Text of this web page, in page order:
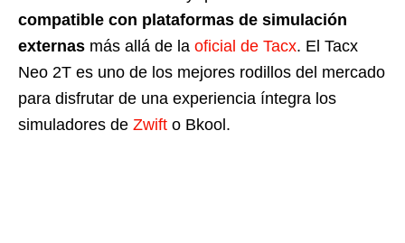
compatible con plataformas de simulación
externas más allá de la oficial de Tacx. El Tacx
Neo 2T es uno de los mejores rodillos del mercado
para disfrutar de una experiencia íntegra los
simuladores de Zwift o Bkool.